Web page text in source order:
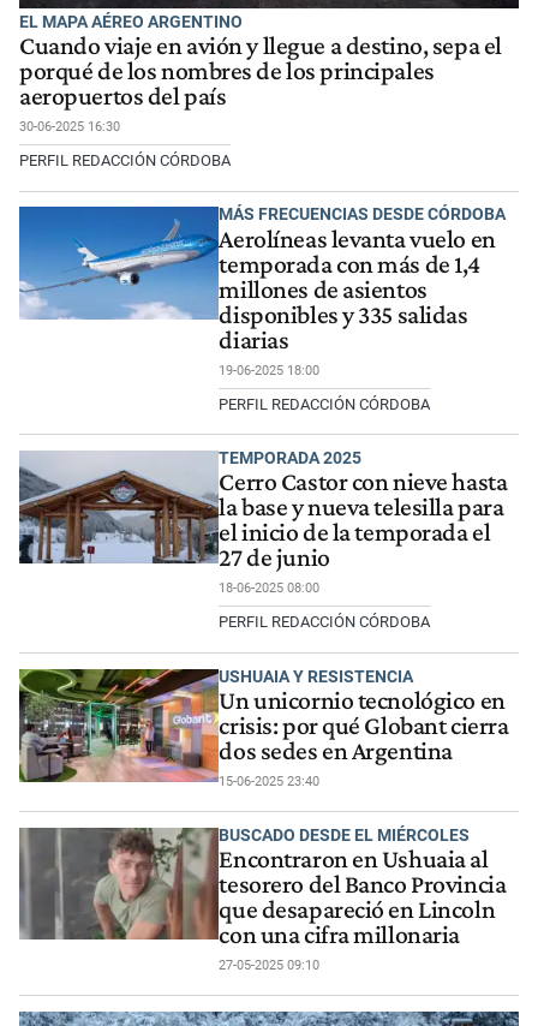
EL MAPA AÉREO ARGENTINO
Cuando viaje en avión y llegue a destino, sepa el
porqué de los nombres de los principales
aeropuertos del país
30-06-2025 16:30
PERFIL REDACCIÓN CÓRDOBA
MÁS FRECUENCIAS DESDE CÓRDOBA
Aerolíneas levanta vuelo en
temporada con más de 1,4
millones de asientos
disponibles y 335 salidas
diarias
19-06-2025 18:00
PERFIL REDACCIÓN CÓRDOBA
TEMPORADA 2025
Cerro Castor con nieve hasta
la base y nueva telesilla para
el inicio de la temporada el
27 de junio
18-06-2025 08:00
PERFIL REDACCIÓN CÓRDOBA
USHUAIA Y RESISTENCIA
Un unicornio tecnológico en
crisis: por qué Globant cierra
dos sedes en Argentina
15-06-2025 23:40
BUSCADO DESDE EL MIÉRCOLES
Encontraron en Ushuaia al
tesorero del Banco Provincia
que desapareció en Lincoln
con una cifra millonaria
27-05-2025 09:10